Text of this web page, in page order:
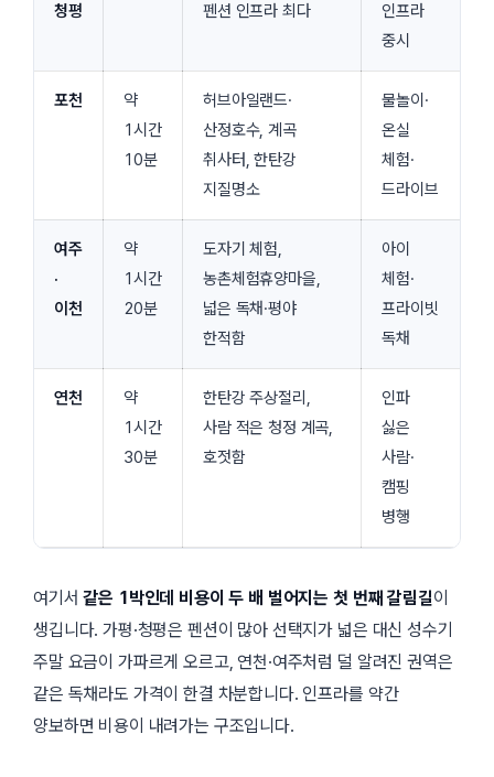
청평 펜션 인프라 최다
인프라
중시
포천
약
1시간
10분
허브아일랜드·
산정호수, 계곡
취사터, 한탄강
지질명소
물놀이·
온실
체험·
드라이브
여주
·
이천
약
1시간
20분
도자기 체험,
농촌체험휴양마을,
넓은 독채·평야
한적함
아이
체험·
프라이빗
독채
연천
약
1시간
30분
한탄강 주상절리,
사람 적은 청정 계곡,
호젓함
인파
싫은
사람·
캠핑
병행
여기서같은 1박인데 비용이 두 배 벌어지는 첫 번째 갈림길이
생깁니다. 가평·청평은 펜션이 많아 선택지가 넓은 대신 성수기
주말 요금이 가파르게 오르고, 연천·여주처럼 덜 알려진 권역은
같은 독채라도 가격이 한결 차분합니다. 인프라를 약간
양보하면 비용이 내려가는 구조입니다.